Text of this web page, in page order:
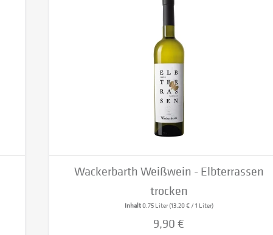
Wackerbarth Weißwein - Elbterrassen
trocken
Inhalt0.75 Liter(13,20 € / 1 Liter)
9,90 €